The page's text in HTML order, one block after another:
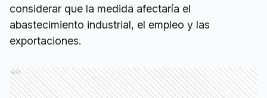
considerar que la medida afectaría el
abastecimiento industrial, el empleo y las
exportaciones.
Ads